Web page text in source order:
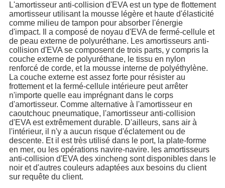
L'amortisseur anti-collision d'EVA est un type de flottement
amortisseur utilisant la mousse légère et haute d'élasticité
comme milieu de tampon pour absorber l'énergie
d'impact. Il a composé de noyau d'EVA de fermé-cellule et
de peau externe de polyuréthane. Les amortisseurs anti-
collision d'EVA se composent de trois parts, y compris la
couche externe de polyuréthane, le tissu en nylon
renforcé de corde, et la mousse interne de polyéthylène.
La couche externe est assez forte pour résister au
frottement et la fermé-cellule intérieure peut arrêter
n'importe quelle eau imprégnant dans le corps
d'amortisseur. Comme alternative à l'amortisseur en
caoutchouc pneumatique, l'amortisseur anti-collision
d'EVA est extrêmement durable. D'ailleurs, sans air à
l'intérieur, il n'y a aucun risque d'éclatement ou de
descente. Et il est très utilisé dans le port, la plate-forme
en mer, ou les opérations navire-navire. les amortisseurs
anti-collision d'EVA des xincheng sont disponibles dans le
noir et d'autres couleurs adaptées aux besoins du client
sur requête du client.